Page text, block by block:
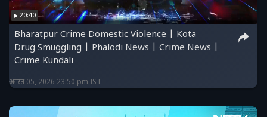
20:40
Bharatpur Crime Domestic Violence | Kota
Drug Smuggling | Phalodi News | Crime News |
Crime Kundali
अगस्त 05, 2026 23:50 pm IST